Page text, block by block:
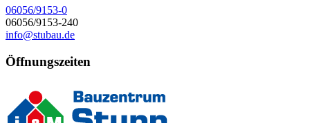
06056/9153-0
06056/9153-240
info@stubau.de
Öffnungszeiten